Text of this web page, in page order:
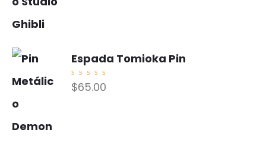
Espada Tomioka Pin
Valorad
o con
5.00
$65.00